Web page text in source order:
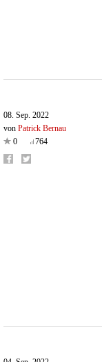
08. Sep. 2022
von Patrick Bernau
0
764